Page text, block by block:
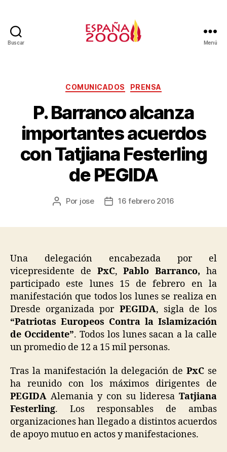
Buscar Menú
COMUNICADOS PRENSA
P. Barranco alcanza
importantes acuerdos
con Tatjiana Festerling
de PEGIDA
Por jose 16 febrero 2016
Una delegación encabezada por el
vicepresidente de PxC,Pablo Barranco, ha
participado este lunes 15 de febrero en la
manifestación que todos los lunes se realiza en
Dresde organizada por PEGIDA, sigla de los
“Patriotas Europeos Contra la Islamización
de Occidente”. Todos los lunes sacan a la calle
un promedio de 12 a 15 mil personas.
Tras la manifestación la delegación dePxC se
ha reunido con los máximos dirigentes de
PEGIDA Alemania y con su lideresa Tatjiana
Festerling. Los responsables de ambas
organizaciones han llegado a distintos acuerdos
de apoyo mutuo en actos y manifestaciones.